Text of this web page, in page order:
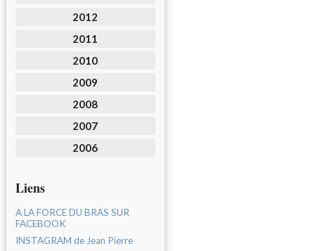
2012
2011
2010
2009
2008
2007
2006
Liens
A LA FORCE DU BRAS SUR
FACEBOOK
INSTAGRAM de Jean Pierre